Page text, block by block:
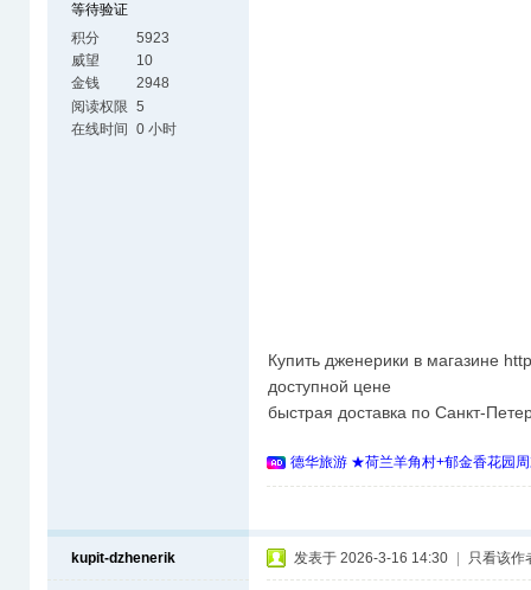
等待验证
积分
5923
威望
10
金钱
2948
阅读权限 5
在线时间 0 小时
Купить дженерики в магазине
доступной цене
быстрая доставка по Санкт-
德华旅游 ★荷兰羊角村+郁金香花园
kupit-dzhenerik 发表于 2026-3-16 14:30 只看该作